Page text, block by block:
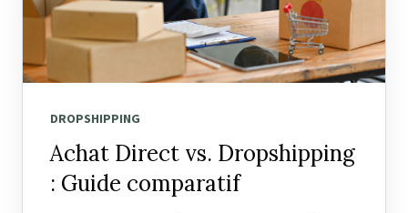
DROPSHIPPING
Achat Direct vs. Dropshipping
: Guide comparatif